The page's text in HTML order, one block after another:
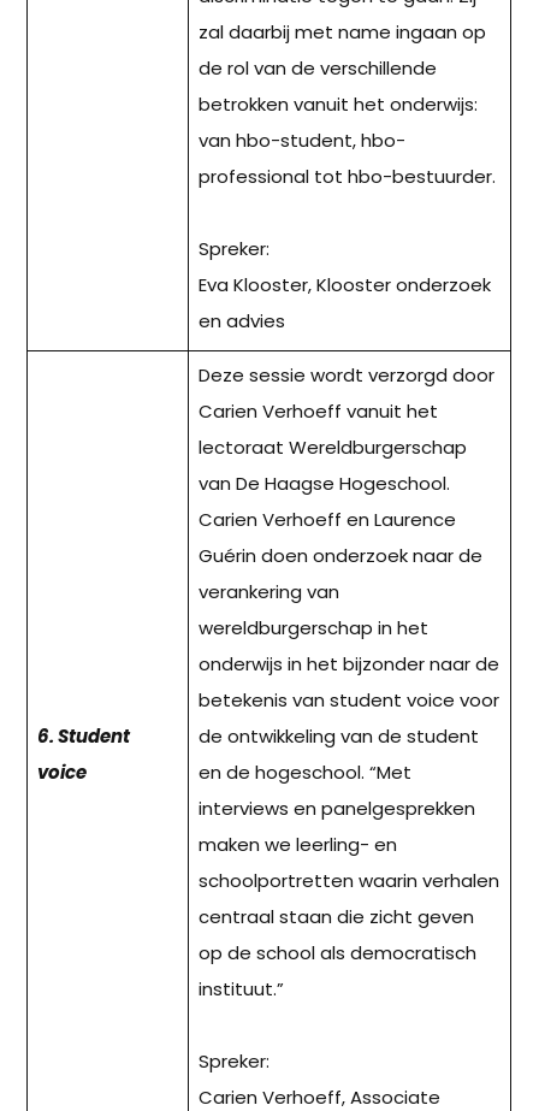
zal daarbij met name ingaan op
de rol van de verschillende
betrokken vanuit het onderwijs:
van hbo-student, hbo-
professional tot hbo-bestuurder.
Spreker:
Eva Klooster, Klooster onderzoek
en advies
6. Student
voice
Deze sessie wordt verzorgd door
Carien Verhoeff vanuit het
lectoraat Wereldburgerschap
van De Haagse Hogeschool.
Carien Verhoeff en Laurence
Guérin doen onderzoek naar de
verankering van
wereldburgerschap in het
onderwijs in het bijzonder naar de
betekenis van student voice voor
de ontwikkeling van de student
en de hogeschool. “Met
interviews en panelgesprekken
maken we leerling- en
schoolportretten waarin verhalen
centraal staan die zicht geven
op de school als democratisch
instituut.”
Spreker:
Carien Verhoeff, Associate